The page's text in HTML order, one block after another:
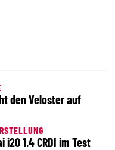
den Veloster auf
i20 1.4 CRDI im Test